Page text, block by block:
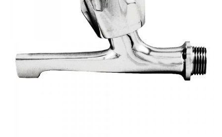
Barra baño java
rociador cuadrado
PrecioHabitual: 92,03€
Barra baño java
rociador redondo
Cartucho ceramico
40 mm.
P recioSocio: 5,59€
PrecioHabitual: 9,63€
Recambio
mezclador bañera